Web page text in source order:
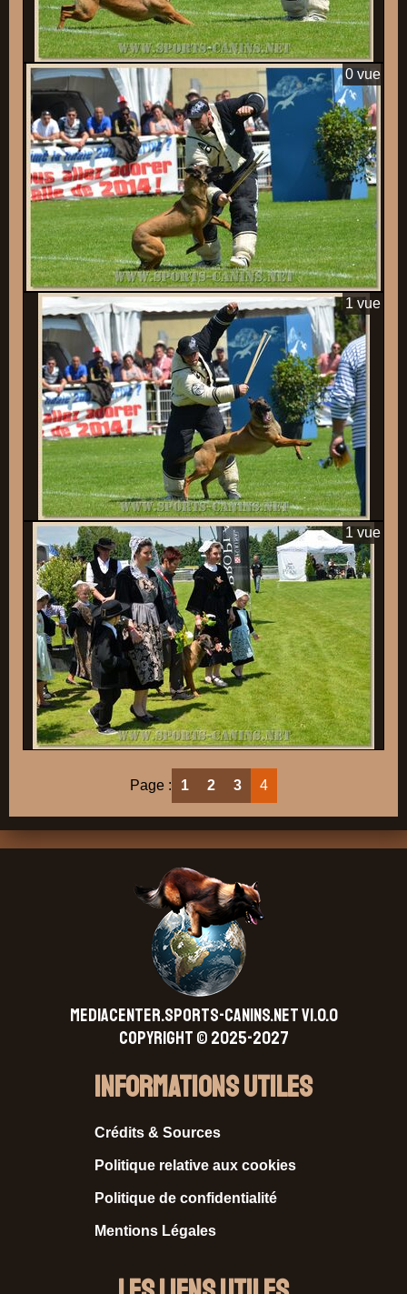
0 vue
1 vue
1 vue
Page : 1 2 3 4
MEDIACENTER.SPORTS-CANINS.NET V1.0.0
Copyright © 2025-2027
Informations Utiles
Crédits & Sources
Politique relative aux cookies
Politique de confidentialité
Mentions Légales